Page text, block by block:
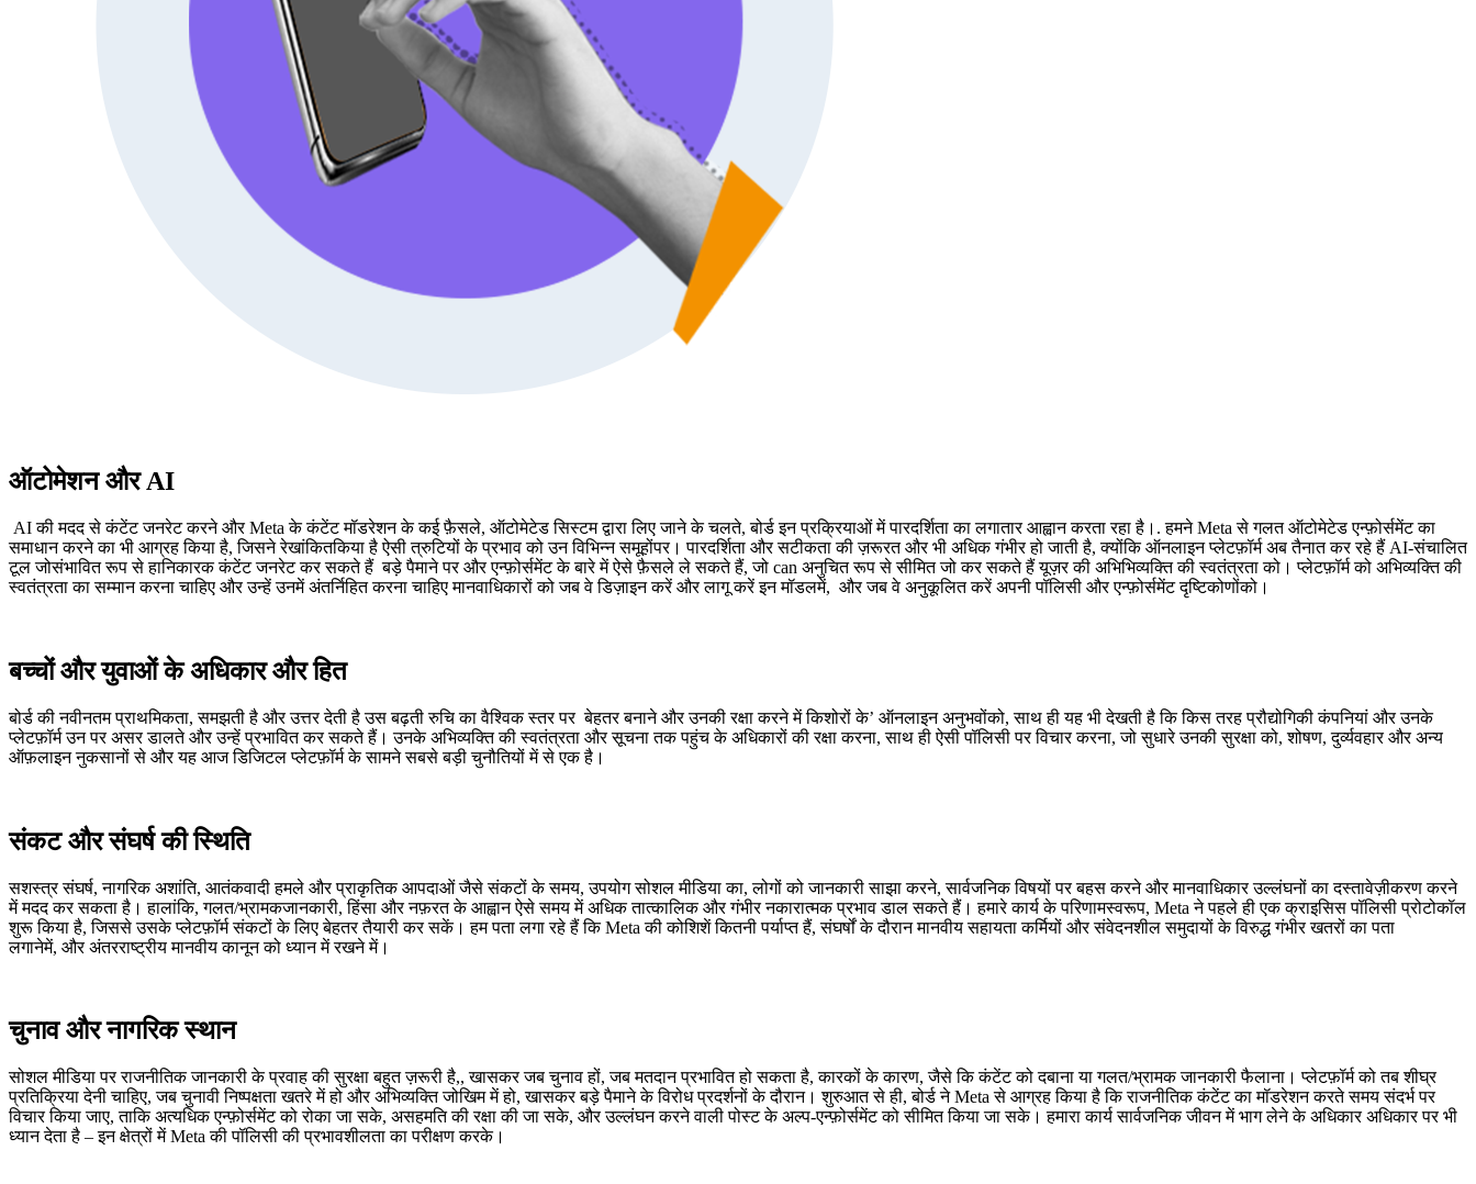
ऑटोमेशन और AI
AI की मदद से कंटेंट जनरेट करने औरMeta के कंटेंट मॉडरेशन के कई फ़ैसले, ऑटोमेटेड सिस्टम द्वारा लिए जाने के चलते, बोर्ड इन प्रक्रियाओं में पारदर्शिता का लगातार आह्वान करता रहा है। . हमने Meta से गलत ऑटोमेटेड एन्फ़ोर्समेंट का
समाधान करने का भी आग्रह किया है, जिसनेरेखांकितकिया हैऐसी त्रुटियों के प्रभाव को उनविभिन्न समूहोंपर। पारदर्शिता और सटीकता की ज़रूरत और भी अधिक गंभीर हो जाती है, क्योंकिऑनलाइन प्लेटफ़ॉर्मअबतैनात कर रहे हैं AI-संचालित
टूल जोसंभावित रूप से हानिकारक कंटेंट जनरेट कर सकते हैं बड़े पैमाने पर और एन्फ़ोर्समेंट के बारे में ऐसे फ़ैसले ले सकते हैं, जो can अनुचित रूप से सीमित जो कर सकते हैं यूज़र की अभिभिव्यक्ति कीस्वतंत्रता को ।प्लेटफ़ॉर्मको अभिव्यक्ति की
स्वतंत्रता का सम्मान करना चाहिए और उन्हें उनमेंअंतर्निहित करना चाहिएमानवाधिकारों को जबवे डिज़ाइन करेंऔर लागू करें इनमॉडलमें, और जब वे अनुकूलित करेंअपनी पॉलिसी औरएन्फ़ोर्समेंटदृष्टिकोणोंको।
बच्चों और युवाओं के अधिकार और हित
बोर्ड की नवीनतम प्राथमिकता, समझती है और उत्तर देती हैउसबढ़ती रुचि कावैश्विक स्तर पर बेहतर बनाने और उनकी रक्षा करने में किशोरों के’ ऑनलाइनअनुभवोंको, साथ ही यह भी देखती है कि किस तरहप्रौद्योगिकी कंपनियां और उनके
प्लेटफ़ॉर्मउन परअसर डालतेऔर उन्हें प्रभावित कर सकते हैं।उनकेअभिव्यक्ति की स्वतंत्रता और सूचना तक पहुंच के अधिकारोंकी रक्षा करना, साथ ही ऐसी पॉलिसी पर विचार करना, जो सुधारेउनकी सुरक्षा को, शोषण, दुर्व्यवहार औरअन्य
ऑफ़लाइन नुकसानोंसे और यह आज डिजिटल प्लेटफ़ॉर्म के सामने सबसे बड़ी चुनौतियों में से एक है।
संकट और संघर्ष की स्थिति
सशस्त्र संघर्ष, नागरिक अशांति, आतंकवादी हमले और प्राकृतिक आपदाओं जैसे संकटों के समय,उपयोगसोशल मीडिया का, लोगों को जानकारी साझा करने, सार्वजनिकविषयोंपर बहस करने और मानवाधिकार उल्लंघनों का दस्तावेज़ीकरण करने
में मदद कर सकता है। हालांकि, गलत/भ्रामकजानकारी, हिंसा और नफ़रत के आह्वान ऐसे समय में अधिक तात्कालिक और गंभीर नकारात्मक प्रभाव डाल सकते हैं। हमारे कार्य के परिणामस्वरूप, Meta ने पहले ही एक क्राइसिस पॉलिसी प्रोटोकॉल
शुरू किया है, जिससे उसके प्लेटफ़ॉर्म संकटों के लिए बेहतर तैयारी कर सकें।हम पता लगा रहे हैं कि Meta की कोशिशें कितनी पर्याप्त हैं, संघर्षों के दौरान मानवीय सहायता कर्मियों और संवेदनशील समुदायों के विरुद्ध गंभीर खतरों का पता
लगानेमें, और अंतरराष्ट्रीय मानवीय कानून को ध्यान में रखने में।
चुनाव और नागरिक स्थान
सोशल मीडिया पर राजनीतिक जानकारी के प्रवाह की सुरक्षा बहुत ज़रूरी है,,खासकर जबचुनावहों, जबमतदानप्रभावित हो सकता है, कारकों के कारण, जैसे किकंटेंट को दबाना या गलत/भ्रामक जानकारी फैलाना ।प्लेटफ़ॉर्म को तब शीघ्र
प्रतिक्रिया देनी चाहिए, जब चुनावी निष्पक्षताखतरे में हो औरअभिव्यक्ति जोखिम में हो, खासकरबड़े पैमाने के विरोध प्रदर्शनों के दौरान। शुरुआत से ही, बोर्ड ने Meta से आग्रह किया है कि राजनीतिक कंटेंट का मॉडरेशन करते समय संदर्भ पर
विचार किया जाए, ताकि अत्यधिक एन्फ़ोर्समेंट को रोका जा सके, असहमति की रक्षा की जा सके, और उल्लंघन करने वालीपोस्ट के अल्प-एन्फ़ोर्समेंट को सीमित किया जा सके। हमारा कार्य सार्वजनिक जीवन में भाग लेने केअधिकारअधिकार पर भी
ध्यान देता है – इन क्षेत्रों में Meta की पॉलिसी की प्रभावशीलता का परीक्षण करके।